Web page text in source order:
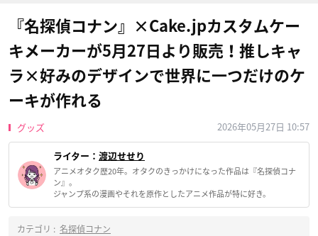
『名探偵コナン』×Cake.jpカスタムケー
キメーカーが5月27日より販売！推しキャ
ラ×好みのデザインで世界に一つだけのケ
ーキが作れる
グッズ 2026年05月27日 10:57
ライター： 渡辺せせり
アニメオタク歴20年。オタクのきっかけになった作品は『名探偵コナ
ン』。
ジャンプ系の漫画やそれを原作としたアニメ作品が特に好き。
カテゴリ : 名探偵コナン